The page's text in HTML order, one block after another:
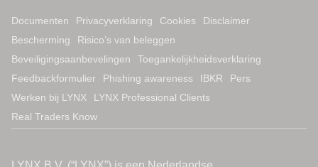
Documenten Privacyverklaring Cookies
Disclaimer
Bescherming
Risico’s van beleggen
Beveiligingsaanbevelingen
Toegankelijkheidsverklaring
Feedbackformulier
Phishing awareness IBKR
Pers
Werken bij LYNX
LYNX Professional Clients
Real Traders Know